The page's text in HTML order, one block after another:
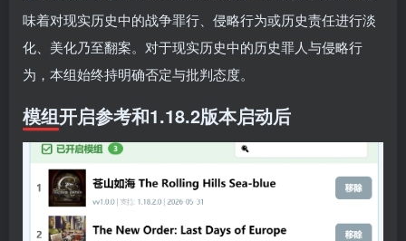
味着对现实历史中的战争罪行、侵略行为或历史责任进行淡
化、美化乃至翻案。对于现实历史中的历史罪人与侵略行
为，本组始终持明确否定与批判态度。
模组开启参考和1.18.2版本启动后